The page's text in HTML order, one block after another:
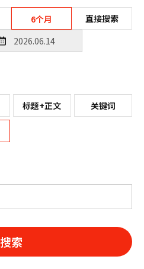
6个月 直接搜索
标题+正文 关键词
搜索